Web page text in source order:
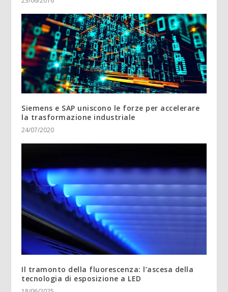
Siemens e SAP uniscono le forze per accelerare
la trasformazione industriale
24/07/2020
Il tramonto della fluorescenza: l’ascesa della
tecnologia di esposizione a LED